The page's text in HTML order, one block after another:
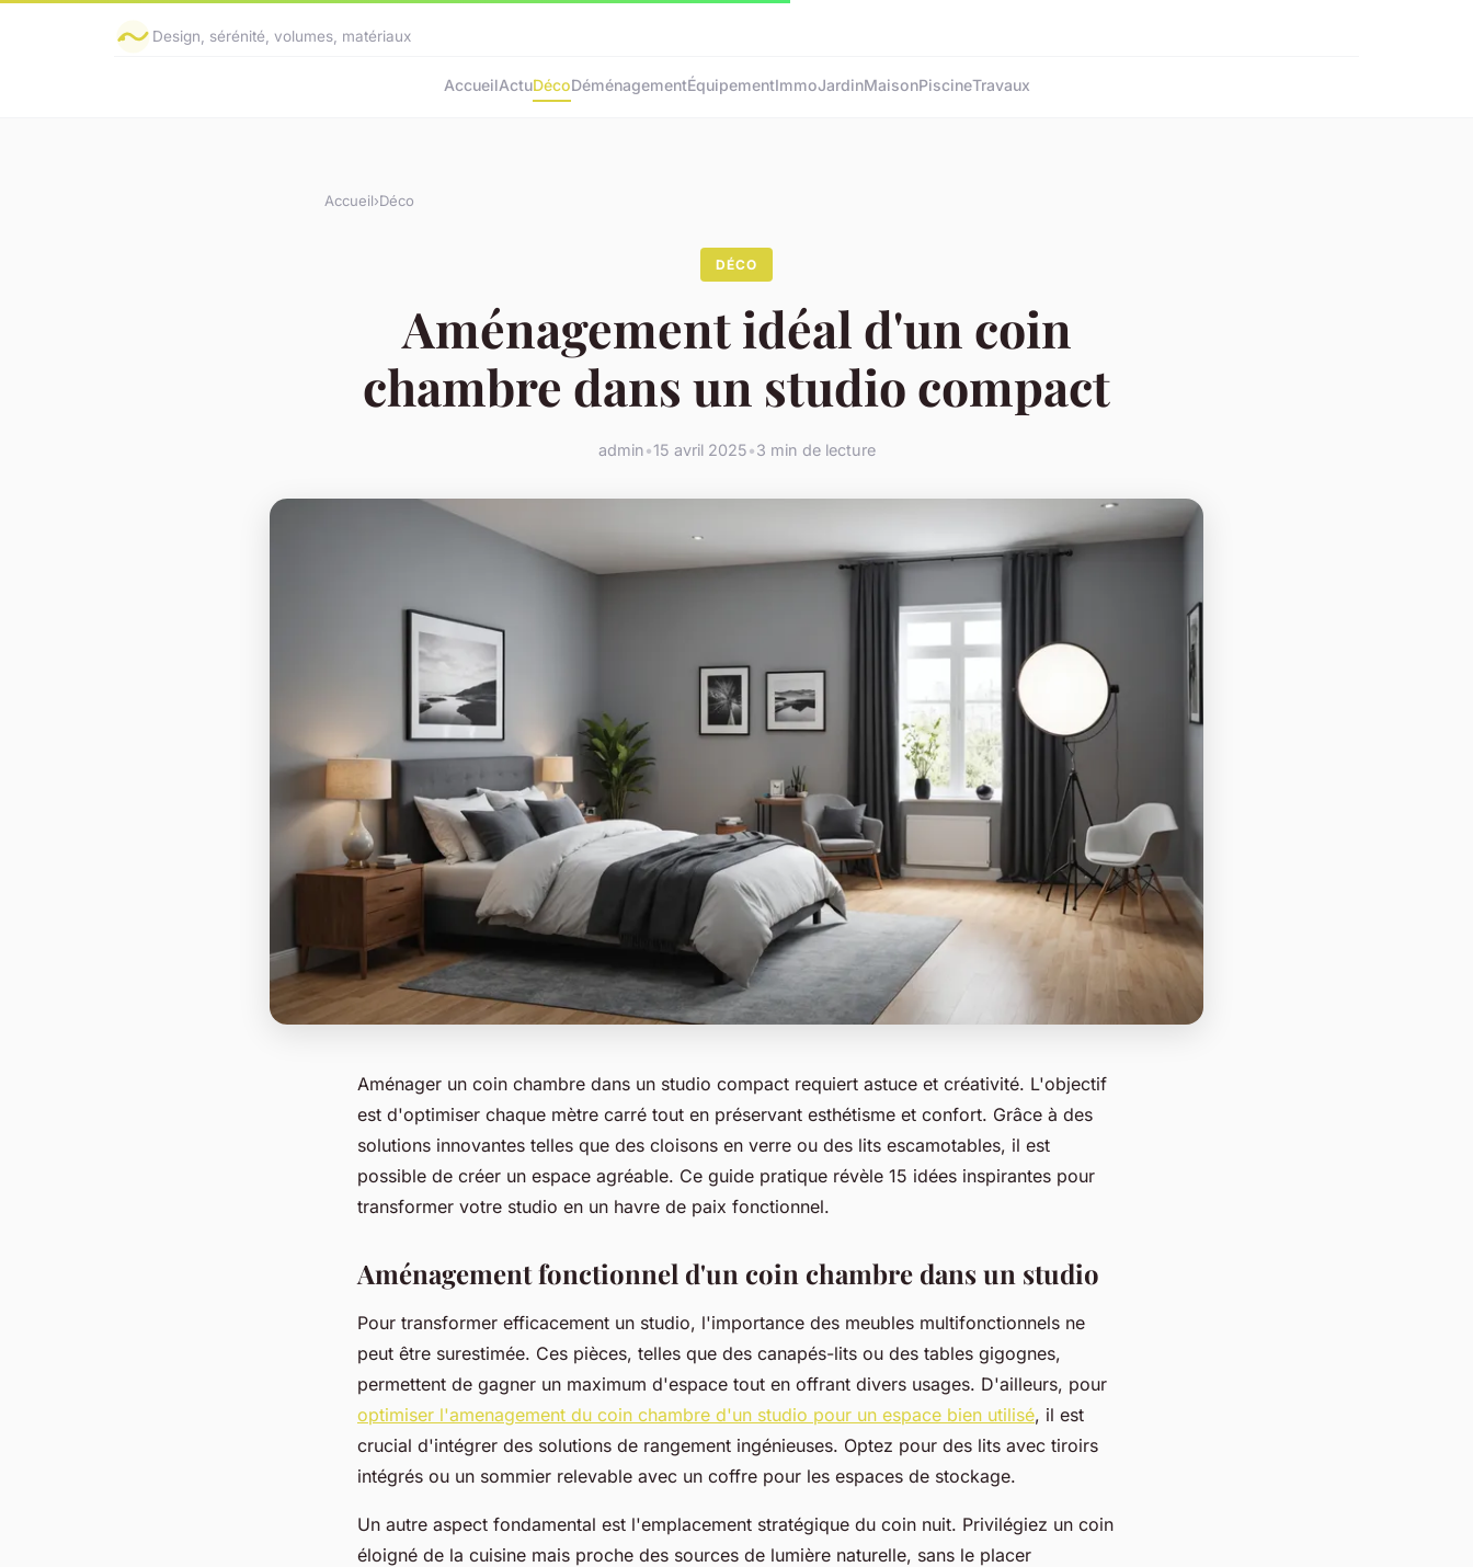
Design, sérénité, volumes, matériaux
AccueilActuDécoDéménagementÉquipementImmoJardinMaisonPiscineTravaux
Accueil›Déco
DÉCO
Aménagement idéal d'un coin
chambre dans un studio compact
admin•15 avril 2025•3 min de lecture
Aménager un coin chambre dans un studio compact requiert astuce et créativité. L'objectif
est d'optimiser chaque mètre carré tout en préservant esthétisme et confort. Grâce à des
solutions innovantes telles que des cloisons en verre ou des lits escamotables, il est
possible de créer un espace agréable. Ce guide pratique révèle 15 idées inspirantes pour
transformer votre studio en un havre de paix fonctionnel.
Aménagement fonctionnel d'un coin chambre dans un studio
Pour transformer efficacement un studio, l'importance des meubles multifonctionnels ne
peut être surestimée. Ces pièces, telles que des canapés-lits ou des tables gigognes,
permettent de gagner un maximum d'espace tout en offrant divers usages. D'ailleurs, pour
optimiser l'amenagement du coin chambre d'un studio pour un espace bien utilisé, il est
crucial d'intégrer des solutions de rangement ingénieuses. Optez pour des lits avec tiroirs
intégrés ou un sommier relevable avec un coffre pour les espaces de stockage.
Un autre aspect fondamental est l'emplacement stratégique du coin nuit. Privilégiez un coin
éloigné de la cuisine mais proche des sources de lumière naturelle, sans le placer